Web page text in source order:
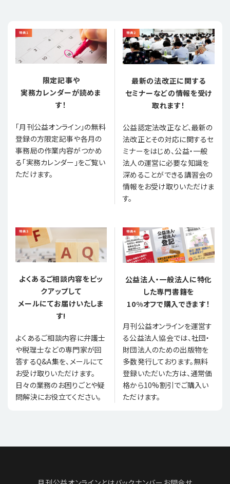
限定記事や
実務カレンダーが読めま
す！
「月刊公益オンライン」の無料
登録の方限定記事や各月の
事務局の作業内容がつかめ
る「実務カレンダー」をご覧い
ただけます。
最新の法改正に関する
セミナーなどの情報を受け
取れます！
公益認定法改正など、最新の
法改正とその対応に関するセ
ミナーをはじめ、公益・一般
法人の運営に必要な知識を
深めることができる講習会の
情報をお受け取りいただけま
す。
よくあるご相談内容をピッ
クアップして
メールにてお届けいたしま
す!
よくあるご相談内容に弁護士
や税理士などの専門家が回
答するQ&A集を、メールにて
お受け取りいただけます。
日々の業務のお困りごとや疑
問解決にお役立てください。
公益法人・一般法人に特化
した専門書籍を
10%オフで購入できます！
月刊公益オンラインを運営す
る公益法人協会では、社団・
財団法人のための出版物を
多数発行しております。無料
登録いただいた方は、通常価
格から10%割引でご購入い
ただけます。